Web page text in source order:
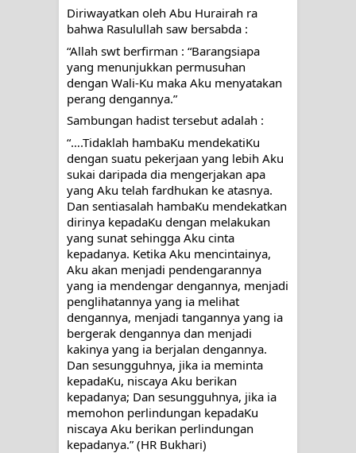
Diriwayatkan oleh Abu Hurairah ra
bahwa Rasulullah saw bersabda :
“Allah swt berfirman : “Barangsiapa
yang menunjukkan permusuhan
dengan Wali-Ku maka Aku menyatakan
perang dengannya.”
Sambungan hadist tersebut adalah :
“….Tidaklah hambaKu mendekatiKu
dengan suatu pekerjaan yang lebih Aku
sukai daripada dia mengerjakan apa
yang Aku telah fardhukan ke atasnya.
Dan sentiasalah hambaKu mendekatkan
dirinya kepadaKu dengan melakukan
yang sunat sehingga Aku cinta
kepadanya. Ketika Aku mencintainya,
Aku akan menjadi pendengarannya
yang ia mendengar dengannya, menjadi
penglihatannya yang ia melihat
dengannya, menjadi tangannya yang ia
bergerak dengannya dan menjadi
kakinya yang ia berjalan dengannya.
Dan sesungguhnya, jika ia meminta
kepadaKu, niscaya Aku berikan
kepadanya; Dan sesungguhnya, jika ia
memohon perlindungan kepadaKu
niscaya Aku berikan perlindungan
kepadanya.” (HR Bukhari)